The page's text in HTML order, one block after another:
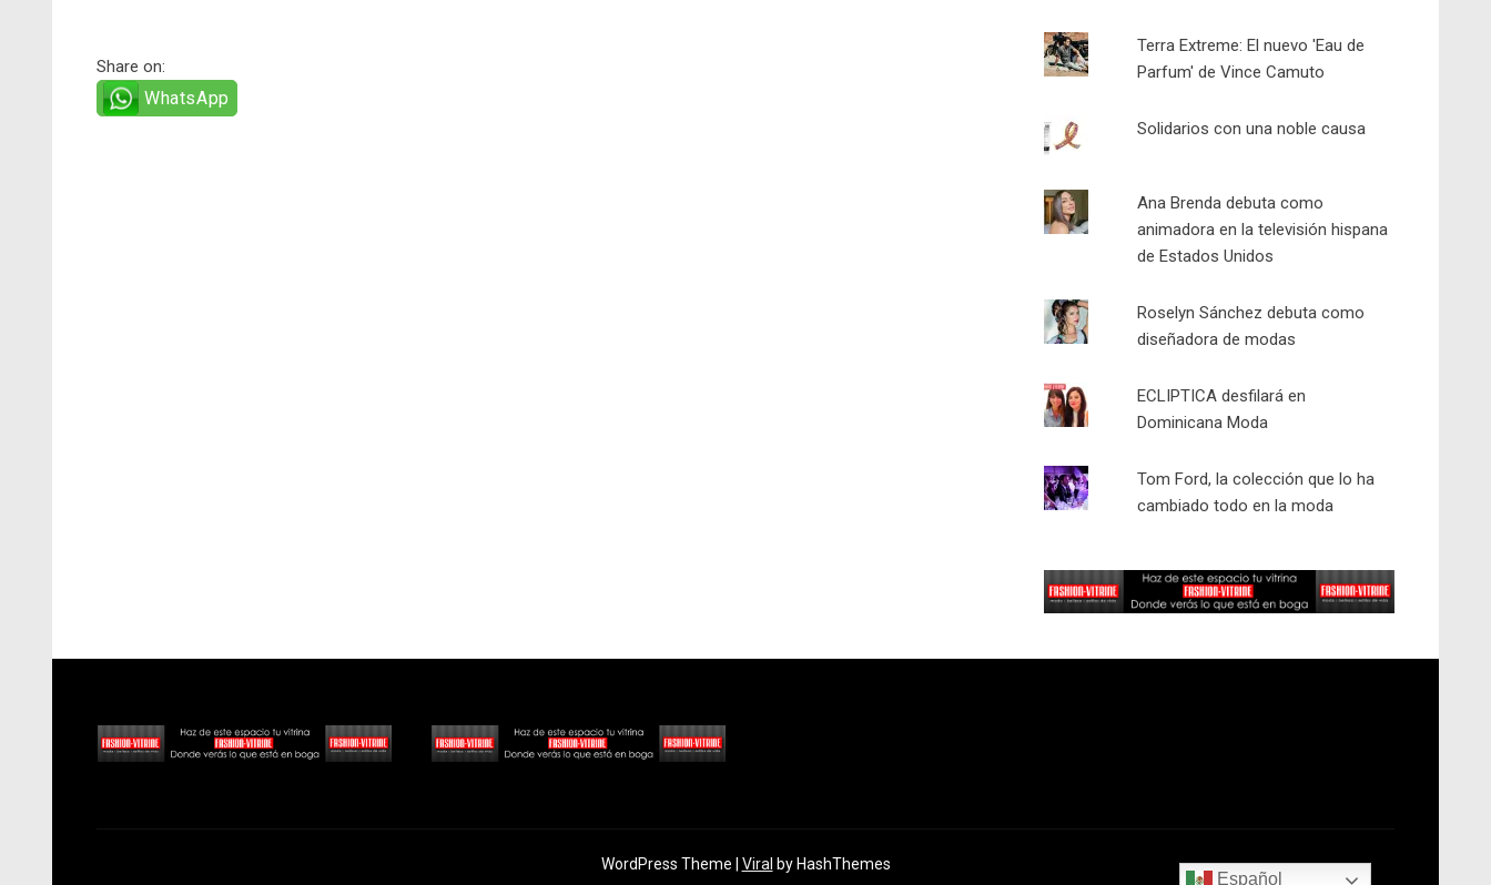
Share on:
WhatsApp
Terra Extreme: El nuevo 'Eau de
Parfum' de Vince Camuto
Solidarios con una noble causa
Ana Brenda debuta como
animadora en la televisión hispana
de Estados Unidos
Roselyn Sánchez debuta como
diseñadora de modas
ECLIPTICA desfilará en
Dominicana Moda
Tom Ford, la colección que lo ha
cambiado todo en la moda
WordPress Theme | Viral by HashThemes
Español